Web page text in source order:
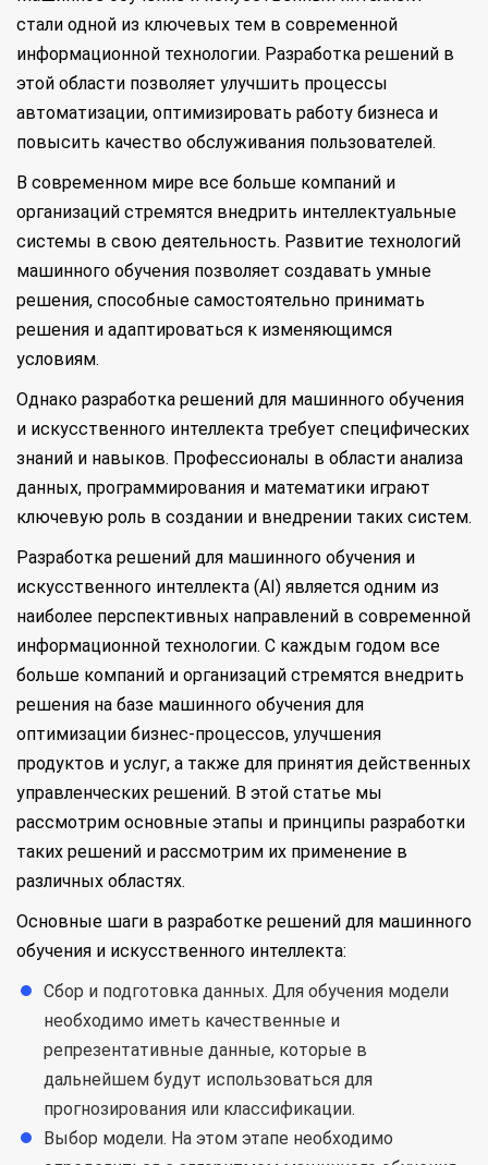
стали одной из ключевых тем в современной
информационной технологии. Разработка решений в
этой области позволяет улучшить процессы
автоматизации, оптимизировать работу бизнеса и
повысить качество обслуживания пользователей.
В современном мире все больше компаний и
организаций стремятся внедрить интеллектуальные
системы в свою деятельность. Развитие технологий
машинного обучения позволяет создавать умные
решения, способные самостоятельно принимать
решения и адаптироваться к изменяющимся
условиям.
Однако разработка решений для машинного обучения
и искусственного интеллекта требует специфических
знаний и навыков. Профессионалы в области анализа
данных, программирования и математики играют
ключевую роль в создании и внедрении таких систем.
Разработка решений для машинного обучения и
искусственного интеллекта (AI) является одним из
наиболее перспективных направлений в современной
информационной технологии. С каждым годом все
больше компаний и организаций стремятся внедрить
решения на базе машинного обучения для
оптимизации бизнес-процессов, улучшения
продуктов и услуг, а также для принятия действенных
управленческих решений. В этой статье мы
рассмотрим основные этапы и принципы разработки
таких решений и рассмотрим их применение в
различных областях.
Основные шаги в разработке решений для машинного
обучения и искусственного интеллекта:
Сбор и подготовка данных. Для обучения модели
необходимо иметь качественные и
репрезентативные данные, которые в
дальнейшем будут использоваться для
прогнозирования или классификации.
Выбор модели. На этом этапе необходимо